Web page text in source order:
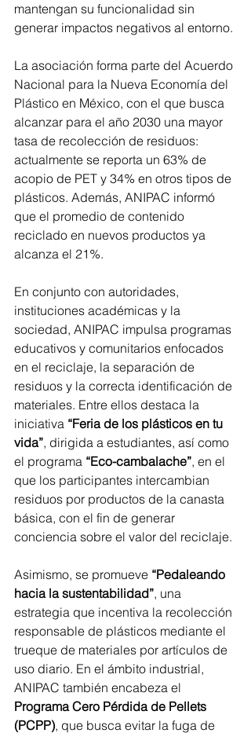
mantengan su funcionalidad sin
generar impactos negativos al entorno.
La asociación forma parte del Acuerdo
Nacional para la Nueva Economía del
Plástico en México, con el que busca
alcanzar para el año 2030 una mayor
tasa de recolección de residuos:
actualmente se reporta un 63% de
acopio de PET y 34% en otros tipos de
plásticos. Además, ANIPAC informó
que el promedio de contenido
reciclado en nuevos productos ya
alcanza el 21%.
En conjunto con autoridades,
instituciones académicas y la
sociedad, ANIPAC impulsa programas
educativos y comunitarios enfocados
en el reciclaje, la separación de
residuos y la correcta identificación de
materiales. Entre ellos destaca la
iniciativa “Feria de los plásticos en tu
vida”, dirigida a estudiantes, así como
el programa “Eco-cambalache”, en el
que los participantes intercambian
residuos por productos de la canasta
básica, con el fin de generar
conciencia sobre el valor del reciclaje.
Asimismo, se promueve “Pedaleando
hacia la sustentabilidad”, una
estrategia que incentiva la recolección
responsable de plásticos mediante el
trueque de materiales por artículos de
uso diario. En el ámbito industrial,
ANIPAC también encabeza el
Programa Cero Pérdida de Pellets
(PCPP), que busca evitar la fuga de